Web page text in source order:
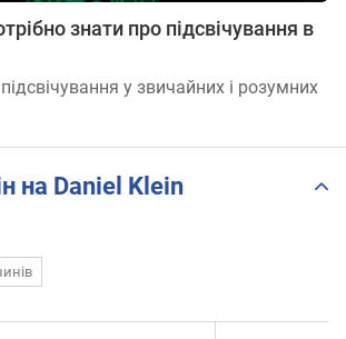
знати про підсвічування в
у звичайних і розумних
на Daniel Klein